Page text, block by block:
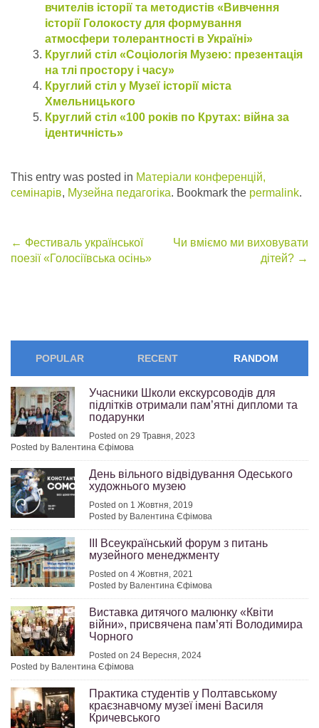
вчителів історії та методистів «Вивчення
історії Голокосту для формування
атмосфери толерантності в Україні»
Круглий стіл «Соціологія Музею: презентація
на тлі простору і часу»
Круглий стіл у Музеї історії міста
Хмельницького
Круглий стіл «100 років по Крутах: війна за
ідентичність»
This entry was posted in Матеріали конференцій,
семінарів, Музейна педагогіка. Bookmark the permalink.
Post
← Фестиваль української
поезії «Голосіївська осінь»
Чи вміємо ми виховувати
дітей? →
POPULAR RECENT RANDOM
Учасники Школи екскурсоводів для
підлітків отримали пам’ятні дипломи та
подарунки
Posted on 29 Травня, 2023
Posted by Валентина Єфімова
День вільного відвідування Одеського
художнього музею
Posted on 1 Жовтня, 2019
Posted by Валентина Єфімова
ІІІ Всеукраїнський форум з питань
музейного менеджменту
Posted on 4 Жовтня, 2021
Posted by Валентина Єфімова
Виставка дитячого малюнку «Квіти
війни», присвячена пам’яті Володимира
Чорного
Posted on 24 Вересня, 2024
Posted by Валентина Єфімова
Практика студентів у Полтавському
краєзнавчому музеї імені Василя
Кричевського